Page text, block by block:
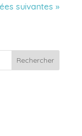
suivantes »
Rechercher